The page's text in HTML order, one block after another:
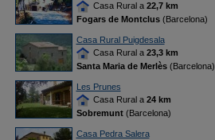
Casa Rural a 22,7 km
Fogars de Montclus(Barcelona)
Casa Rural Puigdesala
Casa Rural a 23,3 km
Santa Maria de Merlès(Barcelona)
Les Prunes
Casa Rural a 24 km
Sobremunt(Barcelona)
Casa Pedra Salera